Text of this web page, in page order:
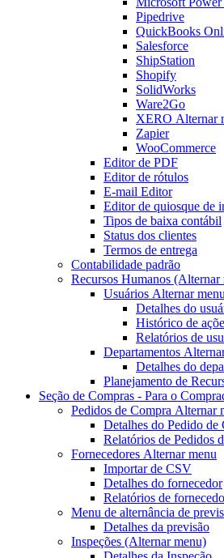
Pipedrive
QuickBooks
Salesforce
ShipStation
Shopify
SolidWorks
Ware2Go
XERO Alternar
Zapier
WooCommerce
Editor de PDF
Editor de rótulos
E-mail Editor
Editor de quiosque de
Tipos de baixa contábil
Status dos clientes
Termos de entrega
Contabilidade padrão
Recursos Humanos (Alternar
Usuários Alternar menu
Detalhes do
Histórico de
Relatórios de
Departamentos
Detalhes do
Planejamento de
Seção de Compras - Para o
Pedidos de Compra Alternar
Detalhes do Pedido de
Relatórios de Pedidos
Fornecedores Alternar menu
Importar de CSV
Detalhes do fornecedor
Relatórios de
Menu de alternância de
Detalhes da previsão
Inspeções (Alternar menu)